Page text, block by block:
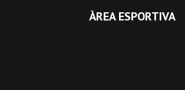
ÀREA ESPORTIVA